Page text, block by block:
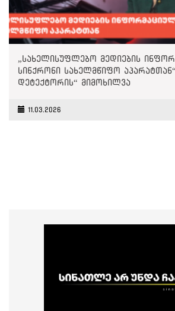
„სახელისუფლებო მედიების
სინქრონი სახელმწიფო
დეტექტორის“ მიმოხილვა
11.03.2026